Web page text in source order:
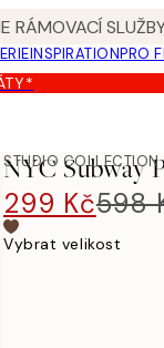
INSPIRATIONPRO
STUDIO COLLECTION
NYC Subway
299 Kč598
Vybrat velikost